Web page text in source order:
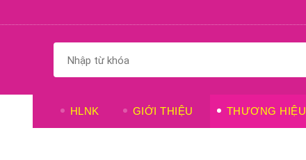
HLNK GIỚI THIỆU THƯƠNG HIỆU